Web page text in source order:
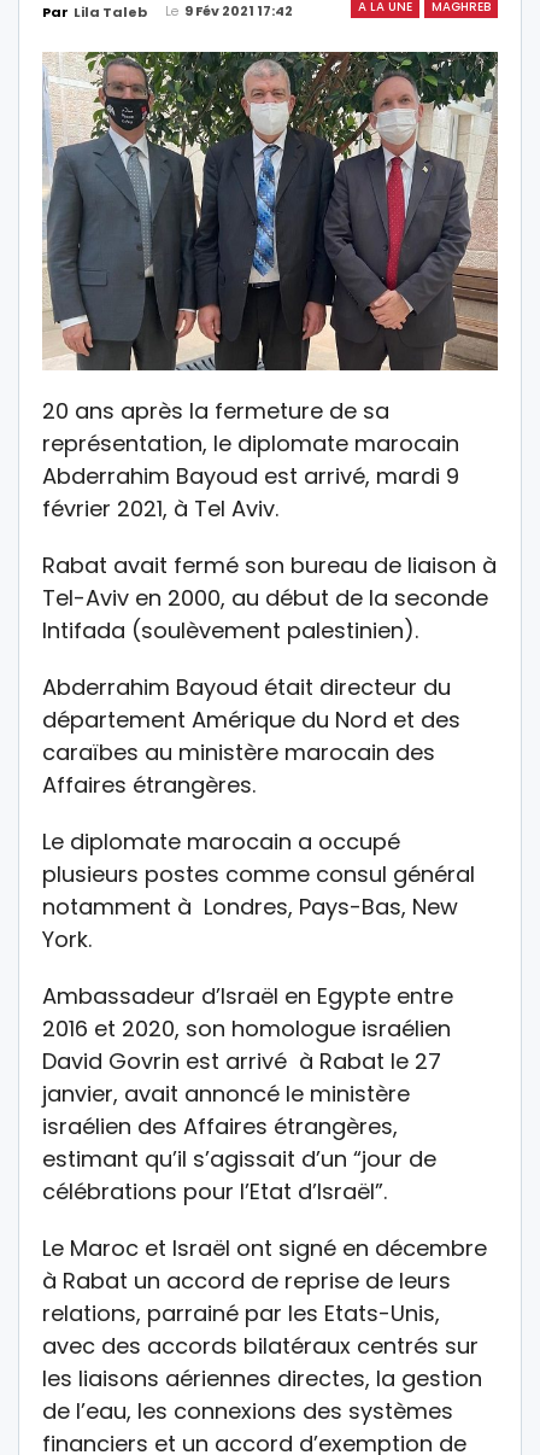
A LA UNE MAGHREB
Par Lila Taleb Le 9 Fév 2021 17:42
20 ans après la fermeture de sa
représentation, le diplomate marocain
Abderrahim Bayoud est arrivé, mardi 9
février 2021, à Tel Aviv.
Rabat avait fermé son bureau de liaison à
Tel-Aviv en 2000, au début de la seconde
Intifada (soulèvement palestinien).
Abderrahim Bayoud était directeur du
département Amérique du Nord et des
caraïbes au ministère marocain des
Affaires étrangères.
Le diplomate marocain a occupé
plusieurs postes comme consul général
notamment à Londres, Pays-Bas, New
York.
Ambassadeur d’Israël en Egypte entre
2016 et 2020, son homologue israélien
David Govrin est arrivé à Rabat le 27
janvier, avait annoncé le ministère
israélien des Affaires étrangères,
estimant qu’il s’agissait d’un “jour de
célébrations pour l’Etat d’Israël”.
Le Maroc et Israël ont signé en décembre
à Rabat un accord de reprise de leurs
relations, parrainé par les Etats-Unis,
avec des accords bilatéraux centrés sur
les liaisons aériennes directes, la gestion
de l’eau, les connexions des systèmes
financiers et un accord d’exemption de